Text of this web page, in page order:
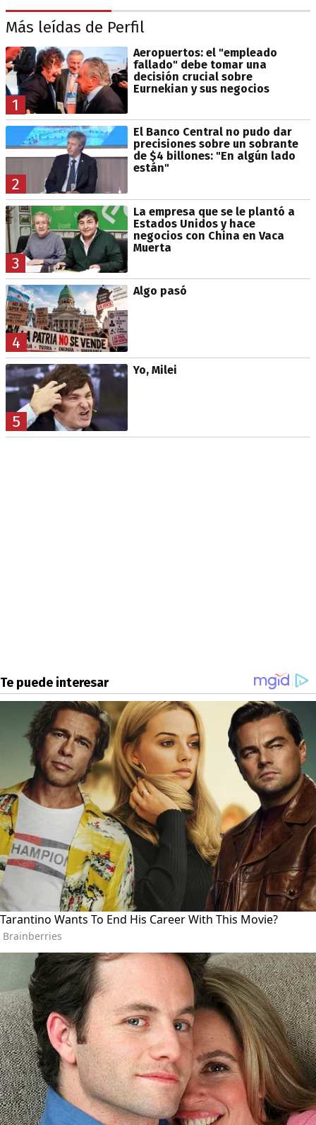
Más leídas de Perfil
1
Aeropuertos: el "empleado
fallado" debe tomar una
decisión crucial sobre
Eurnekian y sus negocios
2
El Banco Central no pudo dar
precisiones sobre un sobrante
de $4 billones: "En algún lado
están"
3
La empresa que se le plantó a
Estados Unidos y hace
negocios con China en Vaca
Muerta
4
Algo pasó
5
Yo, Milei